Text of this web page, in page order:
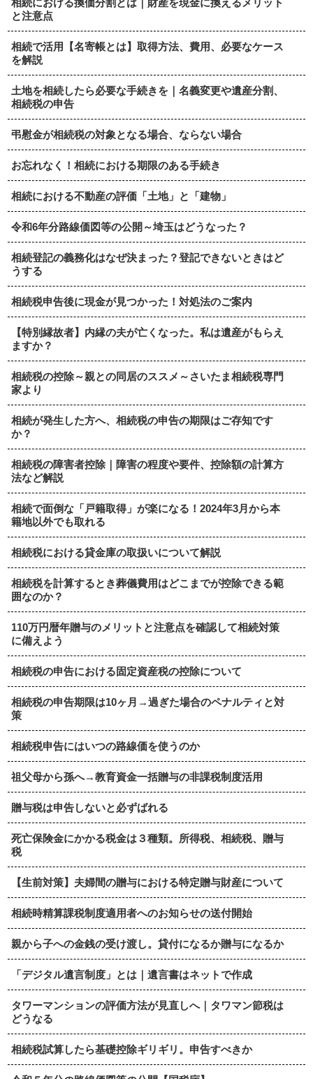
と注意点
相続で活用【名寄帳とは】取得方法、費用、必要なケース
を解説
土地を相続したら必要な手続きを｜名義変更や遺産分割、
相続税の申告
弔慰金が相続税の対象となる場合、ならない場合
お忘れなく！相続における期限のある手続き
相続における不動産の評価「土地」と「建物」
令和6年分路線価図等の公開～埼玉はどうなった？
相続登記の義務化はなぜ決まった？登記できないときはど
うする
相続税申告後に現金が見つかった！対処法のご案内
【特別縁故者】内縁の夫が亡くなった。私は遺産がもらえ
ますか？
相続税の控除～親との同居のススメ～さいたま相続税専門
家より
相続が発生した方へ、相続税の申告の期限はご存知です
か？
相続税の障害者控除｜障害の程度や要件、控除額の計算方
法など解説
相続で面倒な「戸籍取得」が楽になる！2024年3月から本
籍地以外でも取れる
相続税における貸金庫の取扱いについて解説
相続税を計算するとき葬儀費用はどこまでが控除できる範
囲なのか？
110万円暦年贈与のメリットと注意点を確認して相続対策
に備えよう
相続税の申告における固定資産税の控除について
相続税の申告期限は10ヶ月→過ぎた場合のペナルティと対
策
相続税申告にはいつの路線価を使うのか
祖父母から孫へ→教育資金一括贈与の非課税制度活用
贈与税は申告しないと必ずばれる
死亡保険金にかかる税金は３種類。所得税、相続税、贈与
税
【生前対策】夫婦間の贈与における特定贈与財産について
相続時精算課税制度適用者へのお知らせの送付開始
親から子への金銭の受け渡し。貸付になるか贈与になるか
「デジタル遺言制度」とは｜遺言書はネットで作成
タワーマンションの評価方法が見直しへ｜タワマン節税は
どうなる
相続税試算したら基礎控除ギリギリ。申告すべきか